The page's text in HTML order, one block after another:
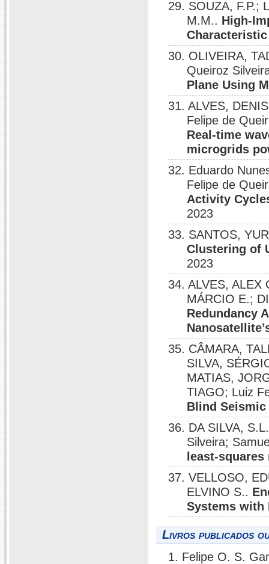
29. SOUZA, F.P.;
M.M.. High-
30. OLIVEIRA,
Queiroz
Plane Using
31. ALVES,
Felipe de
Real-time
microgrids
32. Eduardo
Felipe de
Activity
2023
33. SANTOS,
Clustering of
2023
34. ALVES, ALEX
MÁRCIO E.;
Redundancy
35. CÂMARA,
SILVA,
MATIAS,
TIAGO; Luiz
Blind
36. DA SILVA,
Silveira;
least-
37. VELLOSO,
ELVINO S..
Systems with
Livros publicados
1. Felipe O. S.